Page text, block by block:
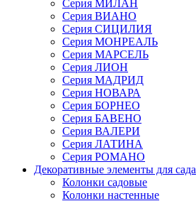
Серия МИЛАН
Серия ВИАНО
Серия СИЦИЛИЯ
Серия МОНРЕАЛЬ
Серия МАРСЕЛЬ
Серия ЛИОН
Серия МАДРИД
Серия НОВАРА
Серия БОРНЕО
Серия БАВЕНО
Серия ВАЛЕРИ
Серия ЛАТИНА
Серия РОМАНО
Декоративные элементы для сада
Колонки садовые
Колонки настенные